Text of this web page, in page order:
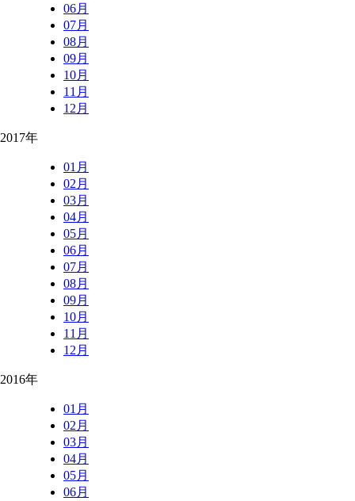
06月
07月
08月
09月
10月
11月
12月
2017年
01月
02月
03月
04月
05月
06月
07月
08月
09月
10月
11月
12月
2016年
01月
02月
03月
04月
05月
06月